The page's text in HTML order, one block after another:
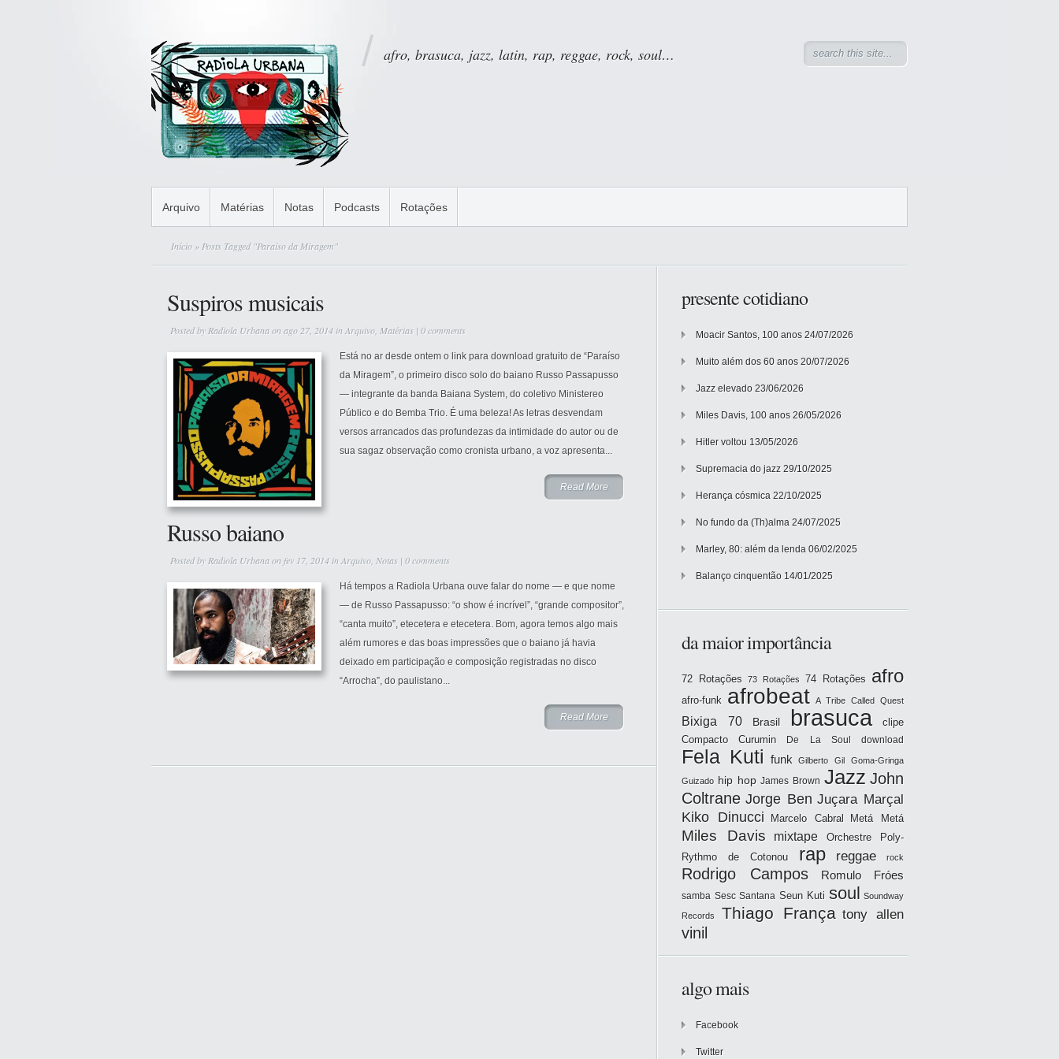
afro, brasuca, jazz, latin, rap, reggae, rock, soul…
Arquivo Matérias Notas Podcasts Rotações
Início » Posts Tagged "Paraíso da Miragem"
Suspiros musicais
Posted by Radiola Urbanaon ago 27, 2014 inArquivo Matérias | 0 comments
Está no ar desde ontem o link para download gratuito de “Paraíso
da Miragem”, o primeiro disco solo do baiano Russo Passapusso
— integrante da banda Baiana System, do coletivo Ministereo
Público e do Bemba Trio. É uma beleza! As letras desvendam
versos arrancados das profundezas da intimidade do autor ou de
sua sagaz observação como cronista urbano, a voz apresenta...
Read More
Russo baiano
Posted by Radiola Urbanaon fev 17, 2014 inArquivo Notas | 0 comments
Há tempos a Radiola Urbana ouve falar do nome — e que nome
— de Russo Passapusso: “o show é incrível”, “grande compositor”,
“canta muito”, etecetera e etecetera. Bom, agora temos algo mais
além rumores e das boas impressões que o baiano já havia
deixado em participação e composição registradas no disco
“Arrocha”, do paulistano...
Read More
presente cotidiano
Moacir Santos, 100 anos 24/07/2026
Muito além dos 60 anos 20/07/2026
Jazz elevado 23/06/2026
Miles Davis, 100 anos 26/05/2026
Hitler voltou 13/05/2026
Supremacia do jazz 29/10/2025
Herança cósmica 22/10/2025
No fundo da (Th)alma 24/07/2025
Marley, 80: além da lenda 06/02/2025
Balanço cinquentão 14/01/2025
da maior importância
72 Rotações 73 Rotações 74 Rotações afro
afro-funk afrobeat A Tribe Called Quest
Bixiga 70 Brasil brasuca
clipe
Compacto
Curumin De La Soul download
Fela Kuti funk Gilberto Gil Goma-Gringa
Guizado hip hop James Brown Jazz John
Coltrane Jorge Ben Juçara Marçal
Kiko Dinucci Marcelo Cabral Metá Metá
Miles Davis mixtape
Orchestre Poly-
Rythmo de Cotonou
rap reggae rock
Rodrigo Campos Romulo Fróes
samba Sesc Santana Seun Kuti soul Soundway
Records Thiago França tony allen
vinil
algo mais
Facebook
Twitter